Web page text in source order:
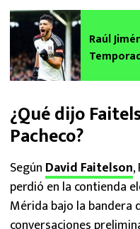
Raúl
¿Qué dijo
Pacheco?
Según David Faitelson,
perdió en la contienda
Mérida bajo la bandera